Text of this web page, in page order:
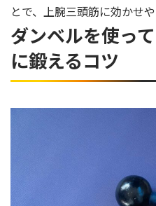
とで、上腕三頭筋に効かせ
ダンベルを使っ
に鍛えるコツ